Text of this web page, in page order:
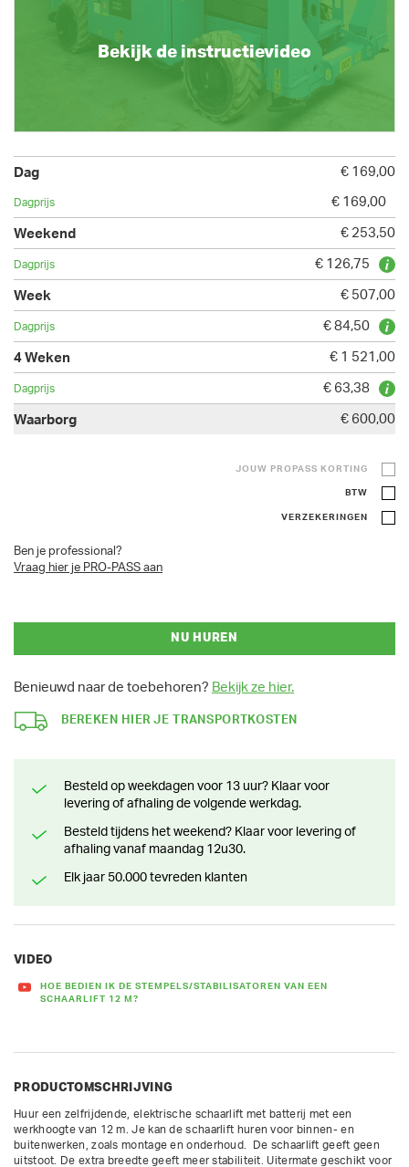
Bekijk de instructievideo
€ 169,00
€ 169,00
€ 253,50
€ 126,75
€ 507,00
€ 84,50
€ 1 521,00
€ 63,38
€ 600,00
JOUW PROPASS KORTING
BTW
VERZEKERINGEN
Ben je professional?
Vraag hier je PRO-PASS aan
NU HUREN
Benieuwd naar de toebehoren? Bekijk ze hier.
BEREKEN HIER JE TRANSPORTKOSTEN
Besteld op weekdagen voor 13 uur? Klaar voor
levering of afhaling de volgende werkdag.
Besteld tijdens het weekend? Klaar voor levering of
afhaling vanaf maandag 12u30.
Elk jaar 50.000 tevreden klanten
VIDEO
HOE BEDIEN IK DE STEMPELS/STABILISATOREN VAN EEN
SCHAARLIFT 12 M?
PRODUCTOMSCHRIJVING
Huur een zelfrijdende, elektrische schaarlift met batterij met een
werkhoogte van 12 m. Je kan de schaarlift huren voor binnen- en
buitenwerken, zoals montage en onderhoud.  De schaarlift geeft geen
uitstoot. De extra breedte geeft meer stabiliteit. Uitermate geschikt voor